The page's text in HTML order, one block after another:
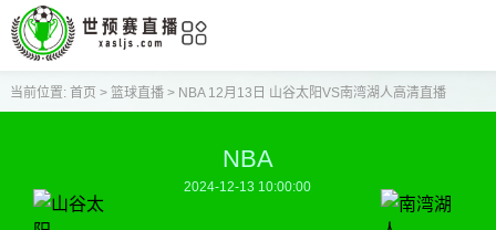
当前位置: 首页 > 篮球直播> NBA 12月13日 山谷太阳VS南湾湖人高清直播
NBA
2024-12-13 10:00:00